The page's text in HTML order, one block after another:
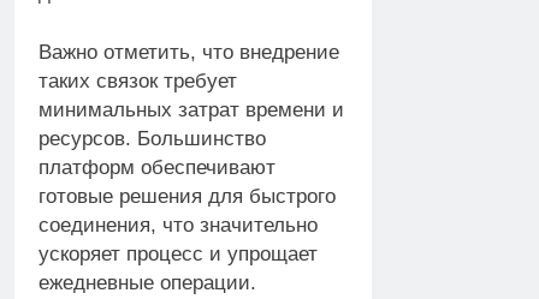
Важно отметить, что внедрение
таких связок требует
минимальных затрат времени и
ресурсов. Большинство
платформ обеспечивают
готовые решения для быстрого
соединения, что значительно
ускоряет процесс и упрощает
ежедневные операции.